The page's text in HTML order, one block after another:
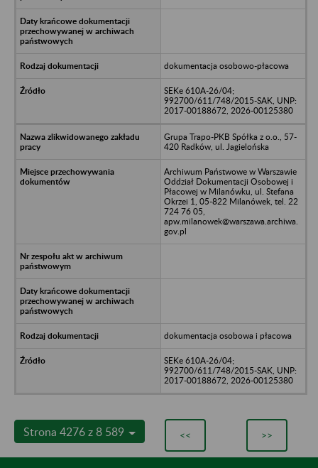
dokumentacja osobowo-płacowa
SEKe 610A-26/04;
992700/611/748/2015-SAK, UNP:
2017-00188672, 2026-00125380
Grupa Trapo-PKB Spółka z o.o., 57-
420 Radków, ul. Jagielońska
Archiwum Państwowe w Warszawie
Oddział Dokumentacji Osobowej i
Płacowej w Milanówku, ul. Stefana
Okrzei 1, 05-822 Milanówek, tel. 22
724 76 05,
apw.milanowek@warszawa.archiwa.
gov.pl
dokumentacja osobowa i płacowa
SEKe 610A-26/04;
992700/611/748/2015-SAK, UNP:
2017-00188672, 2026-00125380
Strona 4276 z 8 589 << >>